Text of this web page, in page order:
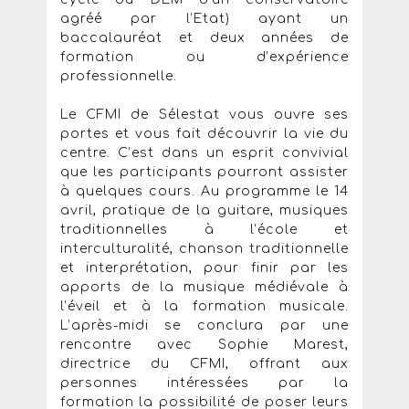
agréé par l’Etat) ayant un
baccalauréat et deux années de
formation ou d’expérience
professionnelle.
Le CFMI de Sélestat vous ouvre ses
portes et vous fait découvrir la vie du
centre. C’est dans un esprit convivial
que les participants pourront assister
à quelques cours. Au programme le 14
avril, pratique de la guitare, musiques
traditionnelles à l’école et
interculturalité, chanson traditionnelle
et interprétation, pour finir par les
apports de la musique médiévale à
l’éveil et à la formation musicale.
L’après-midi se conclura par une
rencontre avec Sophie Marest,
directrice du CFMI, offrant aux
personnes intéressées par la
formation la possibilité de poser leurs